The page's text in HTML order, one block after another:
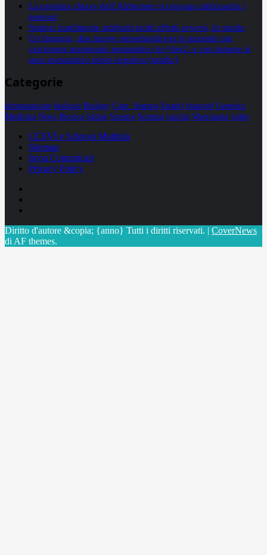
La proteina chiave dell’Alzheimer si propaga utilizzando i
neuroni
Statine: inutilmente attribuiti molti effetti avversi, lo studio
Un farmaco, due nuove opportunità per le pazienti con
carcinoma mammario metastatico hr+/her2- e con tumore al
seno metastatico triplo negativo (mtnbc)
Categorie
alimentazione biologia Biology Com. Stampa Epatiti featured Genetica
Medicina News Ricerca Salute Science Scienza vaccini Veterinaria video
CCSVI e Sclerosi Multipla
Sitemap
Invia Comunicati
Privacy Policy
Diritto d'autore &copia; {anno} Tutti i diritti riservati. | CoverNews
di AF themes.